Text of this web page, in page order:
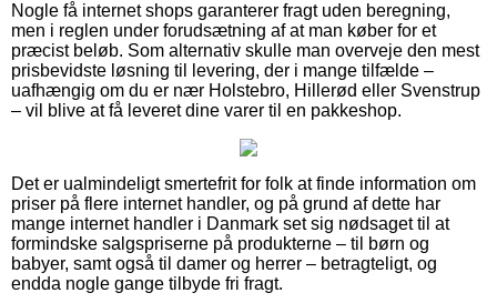
Nogle få internet shops garanterer fragt uden beregning,
men i reglen under forudsætning af at man køber for et
præcist beløb. Som alternativ skulle man overveje den mest
prisbevidste løsning til levering, der i mange tilfælde –
uafhængig om du er nær Holstebro, Hillerød eller Svenstrup
– vil blive at få leveret dine varer til en pakkeshop.
Det er ualmindeligt smertefrit for folk at finde information om
priser på flere internet handler, og på grund af dette har
mange internet handler i Danmark set sig nødsaget til at
formindske salgspriserne på produkterne – til børn og
babyer, samt også til damer og herrer – betragteligt, og
endda nogle gange tilbyde fri fragt.